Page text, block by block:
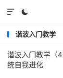


谐波入门教学
谐波入门教学（
统自我进化